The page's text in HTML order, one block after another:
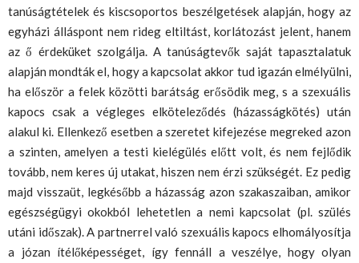
tanúságtételek és kiscsoportos beszélgetések alapján, hogy az
egyházi álláspont nem rideg eltiltást, korlátozást jelent, hanem
az ő érdeküket szolgálja. A tanúságtevők saját tapasztalatuk
alapján mondták el, hogy a kapcsolat akkor tud igazán elmélyülni,
ha először a felek közötti barátság erősödik meg, s a szexuális
kapocs csak a végleges elköteleződés (házasságkötés) után
alakul ki. Ellenkező esetben a szeretet kifejezése megreked azon
a szinten, amelyen a testi kielégülés előtt volt, és nem fejlődik
tovább, nem keres új utakat, hiszen nem érzi szükségét. Ez pedig
majd visszaüt, legkésőbb a házasság azon szakaszaiban, amikor
egészségügyi okokból lehetetlen a nemi kapcsolat (pl. szülés
utáni időszak). A partnerrel való szexuális kapocs elhomályosítja
a józan ítélőképességet, így fennáll a veszélye, hogy olyan